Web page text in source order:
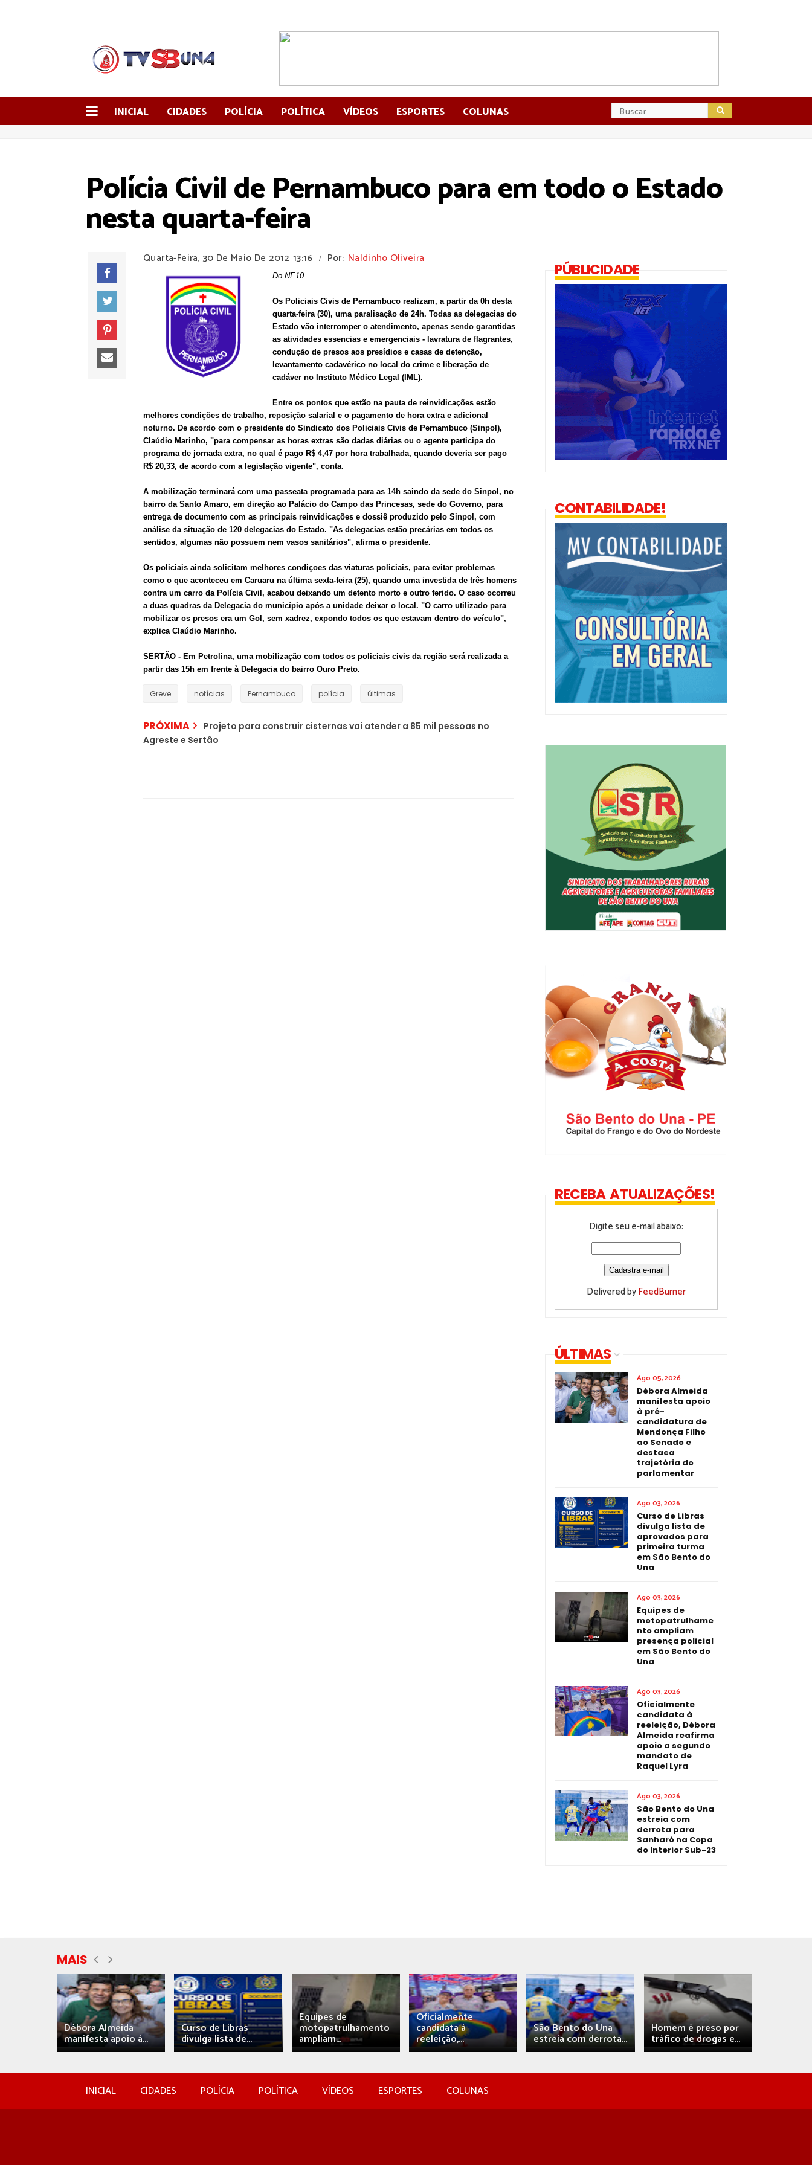
INICIAL CIDADES POLÍCIA POLÍTICA VÍDEOS ESPORTES COLUNAS
Polícia Civil de Pernambuco para em todo o Estado
nesta quarta-feira
Quarta-Feira, 30 De Maio De 2012 13:16 / Por: Naldinho Oliveira
Do NE10
Os Policiais Civis de Pernambuco realizam, a partir da 0h desta
quarta-feira (30), uma paralisação de 24h. Todas as delegacias do
Estado vão interromper o atendimento, apenas sendo garantidas
as atividades essencias e emergenciais - lavratura de flagrantes,
condução de presos aos presídios e casas de detenção,
levantamento cadavérico no local do crime e liberação de
cadáver no Instituto Médico Legal (IML).
Entre os pontos que estão na pauta de reinvidicações estão
melhores condições de trabalho, reposição salarial e o pagamento de hora extra e adicional
noturno. De acordo com o presidente do Sindicato dos Policiais Civis de Pernambuco (Sinpol),
Claúdio Marinho, "para compensar as horas extras são dadas diárias ou o agente participa do
programa de jornada extra, no qual é pago R$ 4,47 por hora trabalhada, quando deveria ser pago
R$ 20,33, de acordo com a legislação vigente", conta.
A mobilização terminará com uma passeata programada para as 14h saindo da sede do Sinpol, no
bairro da Santo Amaro, em direção ao Palácio do Campo das Princesas, sede do Governo, para
entrega de documento com as principais reinvidicações e dossiê produzido pelo Sinpol, com
análise da situação de 120 delegacias do Estado. "As delegacias estão precárias em todos os
sentidos, algumas não possuem nem vasos sanitários", afirma o presidente.
Os policiais ainda solicitam melhores condiçoes das viaturas policiais, para evitar problemas
como o que aconteceu em Caruaru na última sexta-feira (25), quando uma investida de três homens
contra um carro da Polícia Civil, acabou deixando um detento morto e outro ferido. O caso ocorreu
a duas quadras da Delegacia do município após a unidade deixar o local. "O carro utilizado para
mobilizar os presos era um Gol, sem xadrez, expondo todos os que estavam dentro do veículo",
explica Claúdio Marinho.
SERTÃO - Em Petrolina, uma mobilização com todos os policiais civis da região será realizada a
partir das 15h em frente à Delegacia do bairro Ouro Preto.
Greve notícias Pernambuco polícia últimas
PRÓXIMA
Projeto para construir cisternas vai atender a 85 mil pessoas no
Agreste e Sertão
PÚBLICIDADE
CONTABILIDADE!
RECEBA ATUALIZAÇÕES!
Digite seu e-mail abaixo:
Delivered byFeedBurner
ÚLTIMAS
Ago 05, 2026
Débora Almeida
manifesta apoio
à pré-
candidatura de
Mendonça Filho
ao Senado e
destaca
trajetória do
parlamentar
Ago 03, 2026
Curso de Libras
divulga lista de
aprovados para
primeira turma
em São Bento do
Una
Ago 03, 2026
Equipes de
motopatrulhame
nto ampliam
presença policial
em São Bento do
Una
Ago 03, 2026
Oficialmente
candidata à
reeleição, Débora
Almeida reafirma
apoio a segundo
mandato de
Raquel Lyra
Ago 03, 2026
São Bento do Una
estreia com
derrota para
Sanharó na Copa
do Interior Sub-23
MAIS
Débora Almeida
manifesta apoio à...
Curso de Libras
divulga lista de...
Equipes de
motopatrulhamento
ampliam...
Oficialmente
candidata à
reeleição,...
São Bento do Una
estreia com derrota...
Homem é preso por
tráfico de drogas e...
INICIAL CIDADES POLÍCIA POLÍTICA VÍDEOS ESPORTES COLUNAS